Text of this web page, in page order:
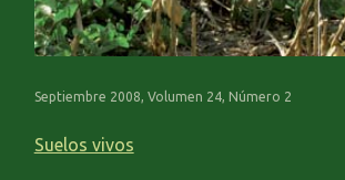
Septiembre 2008, Volumen 24, Número 2
Suelos vivos